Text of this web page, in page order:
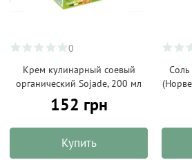
0
Крем кулинарный соевый
органический Sojade, 200 мл
152 грн
Купить
Соль